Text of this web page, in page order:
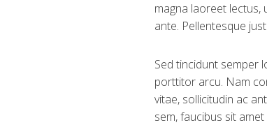
magna laoreet lectus,
ante. Pellentesque
Sed tincidunt semper
porttitor arcu. Nam
vitae, sollicitudin ac
sem, faucibus sit